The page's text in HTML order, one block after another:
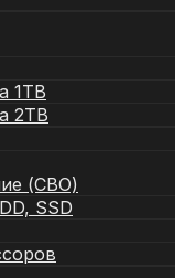
1TB
2TB
(СВО)
SSD